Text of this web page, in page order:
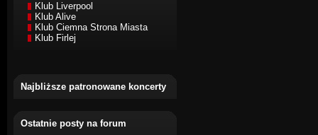
Klub Liverpool
Klub Alive
Klub Ciemna Strona Miasta
Klub Firlej
Najbliższe patronowane koncerty
Ostatnie posty na forum